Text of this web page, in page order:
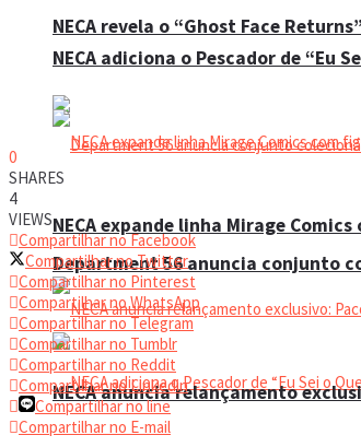
NECA revela o “Ghost Face
Department 56 anuncia conjunto
NECA adiciona o Pescador de “Eu
NECA expande linha Mirage
NECA anuncia relançamento
0
SHARES
4
VIEWS
Compartilhar no Facebook
Compartilhar no Twitter
Compartilhar no Pinterest
Compartilhar no WhatsApp
Compartilhar no Telegram
Compartilhar no Tumblr
Compartilhar no Reddit
Compartilhar no Linkedin
Compartilhar no line
Compartilhar no E-mail